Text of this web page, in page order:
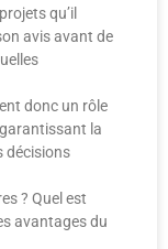
qu’il
avis avant de
donc un rôle
la
décisions
? Quel est
avantages du